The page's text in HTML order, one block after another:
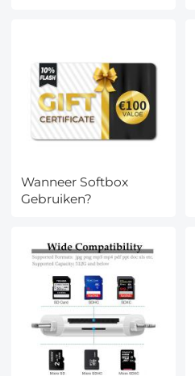
Wanneer Softbox
Gebruiken?